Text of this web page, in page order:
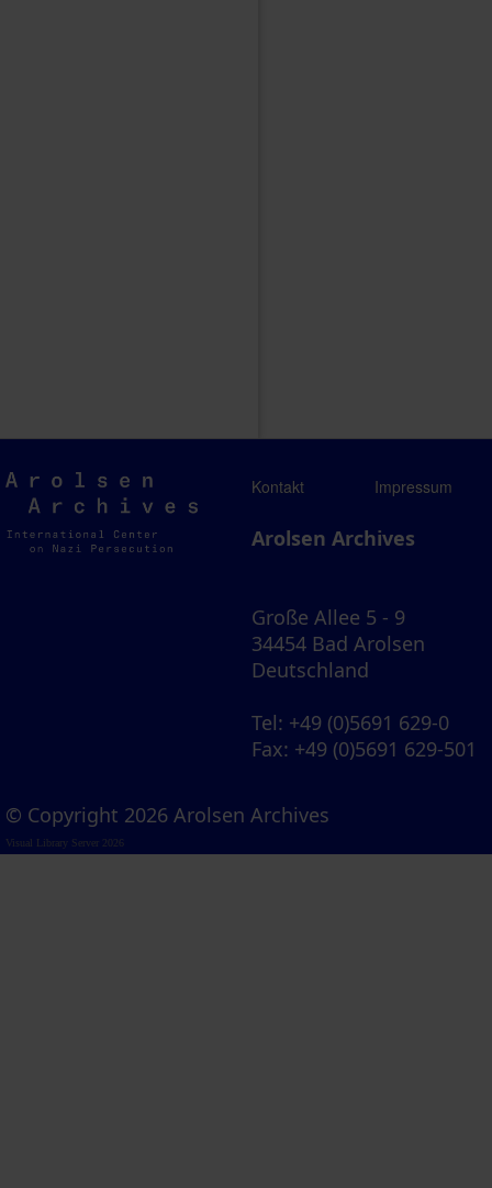
Arolsen
Archives
Kontakt Impressum
Arolsen Archives
Große Allee 5 - 9
34454 Bad Arolsen
Deutschland
Tel: +49 (0)5691 629-0
Fax: +49 (0)5691 629-501
© Copyright 2026 Arolsen Archives
Visual Library Server 2026